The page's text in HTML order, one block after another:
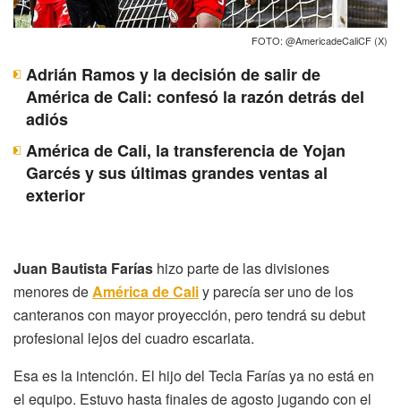
FOTO: @AmericadeCaliCF (X)
Adrián Ramos y la decisión de salir de
América de Cali: confesó la razón detrás del
adiós
América de Cali, la transferencia de Yojan
Garcés y sus últimas grandes ventas al
exterior
Juan Bautista Farías hizo parte de las divisiones
menores de América de Caliy parecía ser uno de los
canteranos con mayor proyección, pero tendrá su debut
profesional lejos del cuadro escarlata.
Esa es la intención. El hijo del Tecla Farías ya no está en
el equipo. Estuvo hasta finales de agosto jugando con el